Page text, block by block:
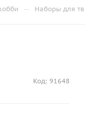
— Наборы для
Код: 91648